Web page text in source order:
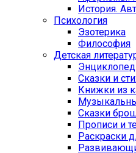
История.
Психология
Эзотерика
Философия
Детская
Сказки и
Книжки из
Сказки
Прописи и
Раскраски